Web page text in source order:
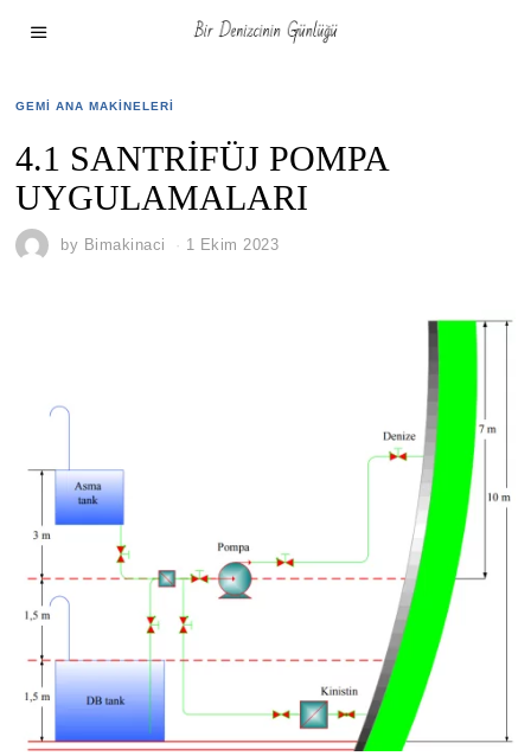
GEMI ANA MAKINELERI
4.1 SANTRİFÜJ POMPA
UYGULAMALARI
by Bimakinaci 1 Ekim 2023